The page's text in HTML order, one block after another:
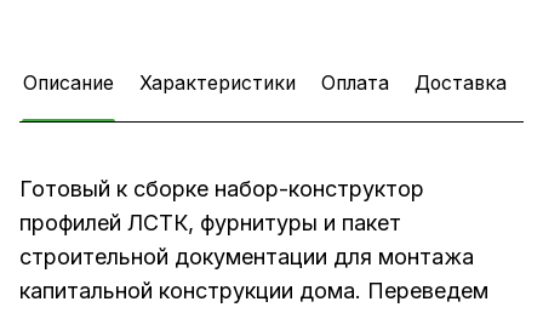
Описание Характеристики Оплата Доставка
Готовый к сборке набор-конструктор
профилей ЛСТК, фурнитуры и пакет
строительной документации для монтажа
капитальной конструкции дома. Переведем